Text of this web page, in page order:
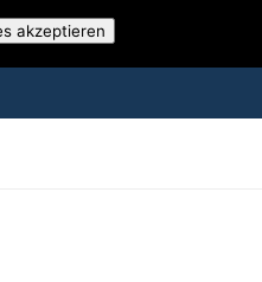
akzeptieren